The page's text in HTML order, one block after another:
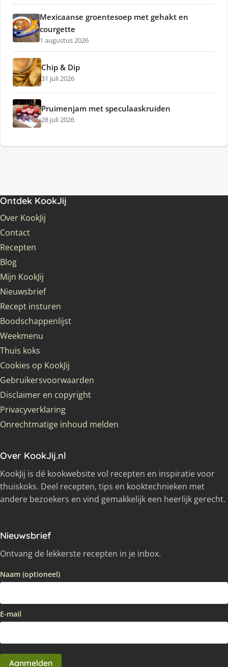
Mexicaanse groentesoep met gehakt en
courgette
1 augustus 2026
Chip & Dip
31 juli 2026
Pruimenjam met speculaaskruiden
28 juli 2026
Ontdek KookJij
Over KookJij
Contact
Recepten
Blog
Mijn KookJij
Nieuwsbrief
Recept insturen
Boodschappenlijst
Weekmenu
Thuis koks
Cookies op KookJij
Gebruikersvoorwaarden
Disclaimer en copyright
Privacyverklaring
Onrechtmatige inhoud melden
Over KookJij.nl
KookJij is dé kookwebsite vol recepten en inspiratie voor
thuiskoks. Deel recepten, tips en kooktechnieken met
andere bezoekers en vind gemakkelijk een heerlijk gerecht.
Nieuwsbrief
Ontvang de lekkerste recepten in je inbox.
Naam (optioneel)
E-mail
Aanmelden